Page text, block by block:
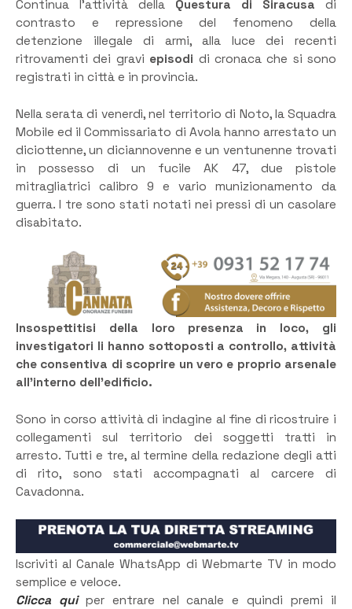
Continua l’attività della Questura di Siracusa di
contrasto e repressione del fenomeno della
detenzione illegale di armi, alla luce dei recenti
ritrovamenti dei gravi episodi di cronaca che si sono
registrati in città e in provincia.
Nella serata di venerdì, nel territorio di Noto, la Squadra
Mobile ed il Commissariato di Avola hanno arrestato un
diciottenne, un diciannovenne e un ventunenne trovati
in possesso di un fucile AK 47, due pistole
mitragliatrici calibro 9 e vario munizionamento da
guerra. I tre sono stati notati nei pressi di un casolare
disabitato.
Insospettitisi della loro presenza in loco, gli
investigatori li hanno sottoposti a controllo, attività
che consentiva di scoprire un vero e proprio arsenale
all’interno dell’edificio.
Sono in corso attività di indagine al fine di ricostruire i
collegamenti sul territorio dei soggetti tratti in
arresto. Tutti e tre, al termine della redazione degli atti
di rito, sono stati accompagnati al carcere di
Cavadonna.
Iscriviti al Canale WhatsApp di Webmarte TV in modo
semplice e veloce.
Clicca quiper entrare nel canale e quindi premi il